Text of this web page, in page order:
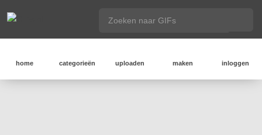
home categorieën uploaden maken inloggen